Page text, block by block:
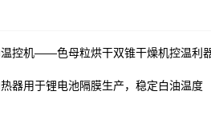
控机——色母粒烘干双锥干燥机控温利
器用于锂电池隔膜生产，稳定白油温度